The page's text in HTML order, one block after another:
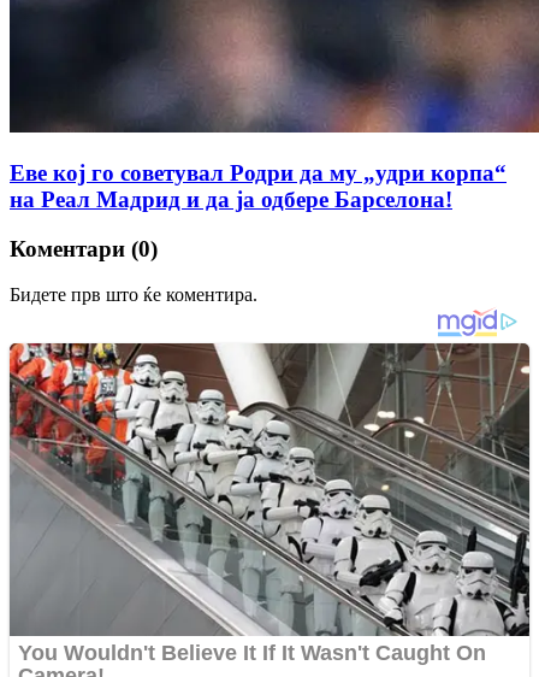
Еве кој го советувал Родри да му „удри корпа“
на Реал Мадрид и да ја одбере Барселона!
Коментари (0)
Бидете прв што ќе коментира.